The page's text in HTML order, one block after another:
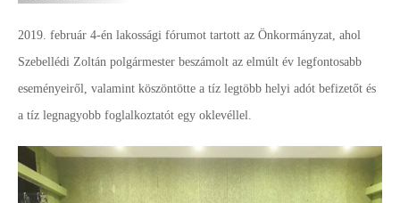
2019. február 4-én lakossági fórumot tartott az Önkormányzat, ahol
Szebellédi Zoltán polgármester beszámolt az elmúlt év legfontosabb
eseményeiről, valamint köszöntötte a tíz legtöbb helyi adót befizetőt és
a tíz legnagyobb foglalkoztatót egy oklevéllel.